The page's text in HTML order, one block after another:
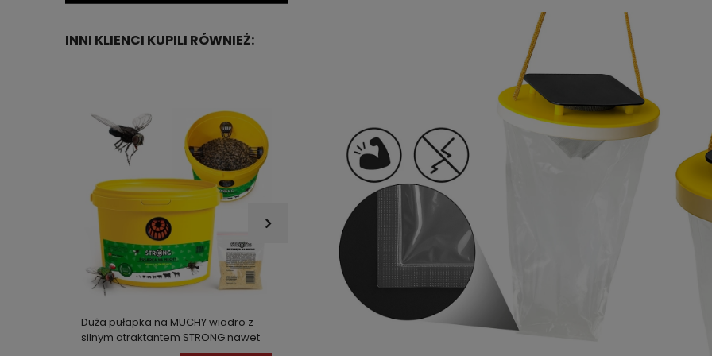
INNI KLIENCI KUPILI RÓWNIEŻ:
Duża pułapka na MUCHY wiadro z
silnym atraktantem STRONG nawet
Zestaw do samodzielnej
dezynsekcji mieszkania - kompletny